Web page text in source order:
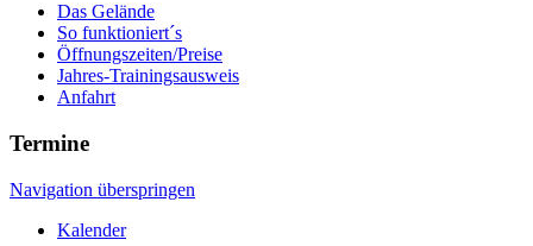
Das Gelände
So funktioniert´s
Öffnungszeiten/Preise
Jahres-Trainingsausweis
Anfahrt
Termine
Navigation überspringen
Kalender